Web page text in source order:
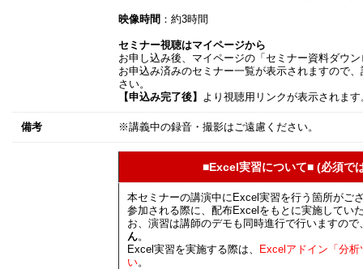
映像時間 ：約3時間
セミナー視聴はマイページから
お申し込み後、マイページの「セミナー資料ダウ
お申込み済みのセミナー一覧が表示されますので
さい。
【申込み完了後】
より視聴用リンクが表示されます
備考 ※講義中の録音・撮影はご遠慮ください。
■Excel実習について■ (必須で
本セミナーの講演中にExcel実習を行う箇所がご
参加される際に、配布Excelをもとに実施してい
お、演習は講師のデモも同時進行で行いますので
ん。
Excel実習を実施する際は、
Excelアドイン「分
い。